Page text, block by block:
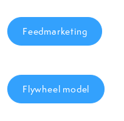
Feedmarketing
Flywheel model